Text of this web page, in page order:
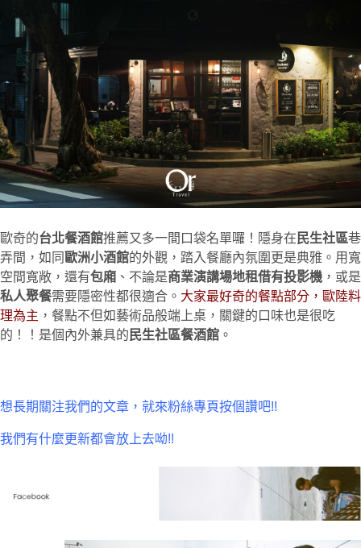
歐奇的台北餐酒館推薦又多一間口袋名單囉！隱身在 民生社區巷
弄間，如同 歐洲小酒館的外觀，踏入餐廳內氛圍更是典雅。用寬
空間寬敞，還有包廂 、不論是商業演講場地租借有投影機 ，或是
私人聚餐需要隱密性都很適合。 大家最好奇的餐點部分，歐陸料
理為主 ，餐點不但如藝術品般端上桌，關鍵的口味也是很吃
的！！是個內外兼具的 民生社區餐酒館 。
想長期關注我們的文章，就來粉絲專頁按個讚吧!!
我們有什麼更新都會放上去呦!!